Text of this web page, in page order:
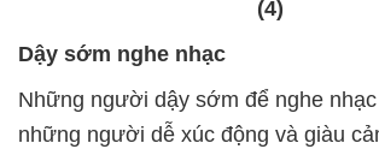
(4)
Dậy sớm nghe nhạc
Những người dậy sớm để nghe
những người dễ xúc động và giàu